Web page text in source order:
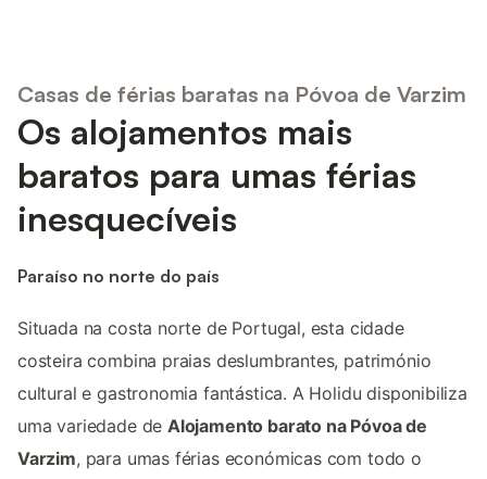
Casas de férias baratas na Póvoa de Varzim
Os alojamentos mais
baratos para umas férias
inesquecíveis
Paraíso no norte do país
Situada na costa norte de Portugal, esta cidade
costeira combina praias deslumbrantes, património
cultural e gastronomia fantástica. A Holidu disponibiliza
uma variedade deAlojamento barato na Póvoa de
Varzim, para umas férias económicas com todo o